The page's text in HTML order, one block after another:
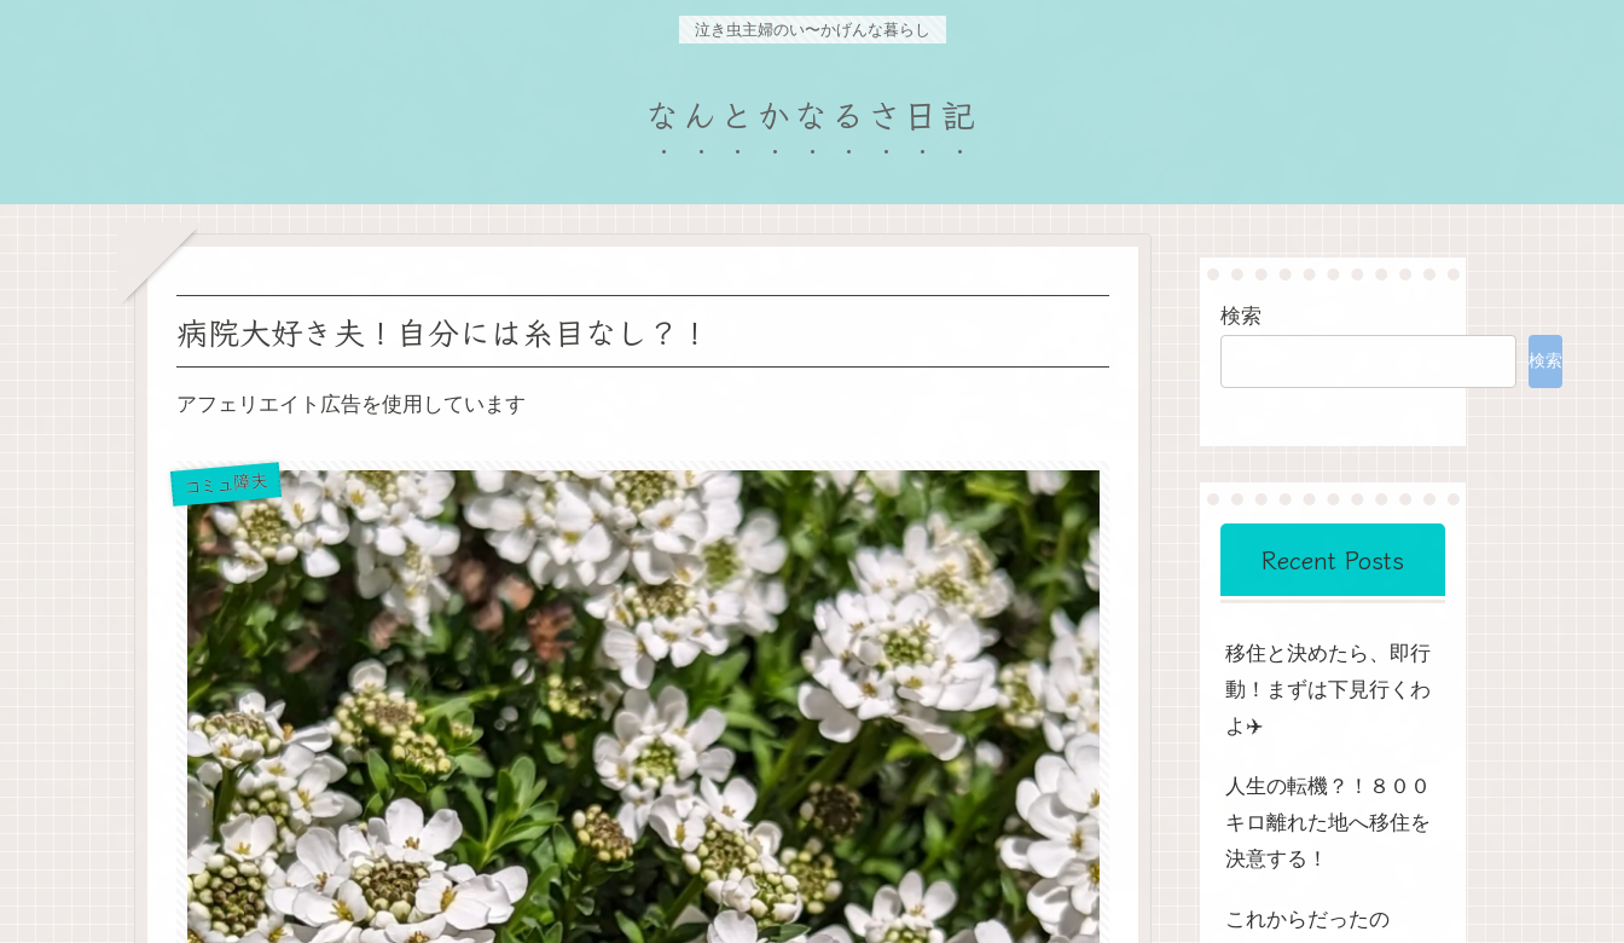
泣き虫主婦のい〜かげんな暮らし
なんとかなるさ日記
病院大好き夫！自分には糸目なし？！
アフェリエイト広告を使用しています
コミュ障夫
検索
検索
Recent Posts
移住と決めたら、即行
動！まずは下見行くわ
よ✈️
人生の転機？！８００
キロ離れた地へ移住を
決意する！
これからだったの